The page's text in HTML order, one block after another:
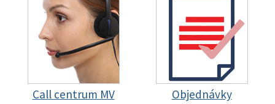
Call centrum MV
Objednávky